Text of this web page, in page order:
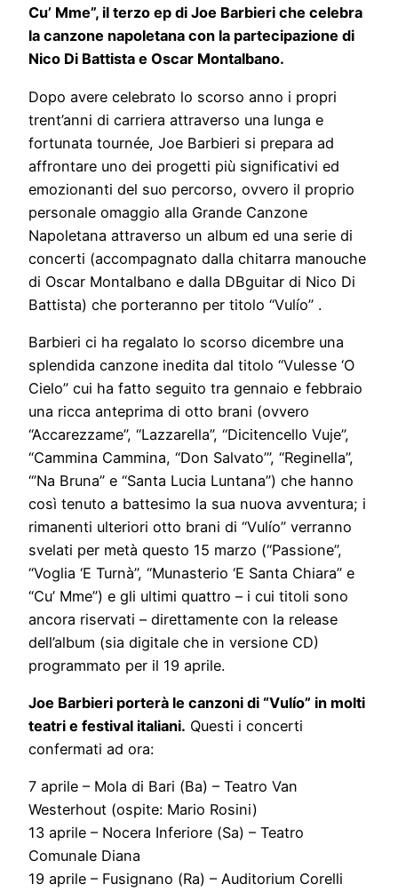
Cu’ Mme”, il terzo ep di Joe Barbieri che celebra
la canzone napoletana con la partecipazione di
Nico Di Battista e Oscar Montalbano.
Dopo avere celebrato lo scorso anno i propri
trent’anni di carriera attraverso una lunga e
fortunata tournée, Joe Barbieri si prepara ad
affrontare uno dei progetti più significativi ed
emozionanti del suo percorso, ovvero il proprio
personale omaggio alla Grande Canzone
Napoletana attraverso un album ed una serie di
concerti (accompagnato dalla chitarra manouche
di Oscar Montalbano e dalla DBguitar di Nico Di
Battista) che porteranno per titolo “Vulío” .
Barbieri ci ha regalato lo scorso dicembre una
splendida canzone inedita dal titolo “Vulesse ‘O
Cielo” cui ha fatto seguito tra gennaio e febbraio
una ricca anteprima di otto brani (ovvero
“Accarezzame”, “Lazzarella”, “Dicitencello Vuje”,
“Cammina Cammina, “Don Salvato’”, “Reginella”,
“’Na Bruna” e “Santa Lucia Luntana”) che hanno
così tenuto a battesimo la sua nuova avventura; i
rimanenti ulteriori otto brani di “Vulío” verranno
svelati per metà questo 15 marzo (“Passione”,
“Voglia ‘E Turnà”, “Munasterio ‘E Santa Chiara” e
“Cu’ Mme”) e gli ultimi quattro – i cui titoli sono
ancora riservati – direttamente con la release
dell’album (sia digitale che in versione CD)
programmato per il 19 aprile.
Joe Barbieri porterà le canzoni di “Vulío” in molti
teatri e festival italiani. Questi i concerti
confermati ad ora:
7 aprile – Mola di Bari (Ba) – Teatro Van
Westerhout (ospite: Mario Rosini)
13 aprile – Nocera Inferiore (Sa) – Teatro
Comunale Diana
19 aprile – Fusignano (Ra) – Auditorium Corelli